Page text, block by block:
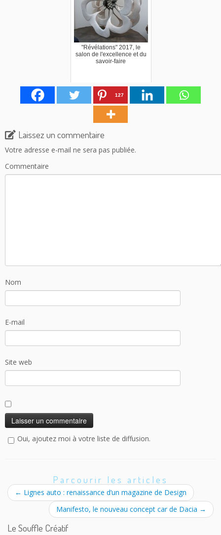
"Révélations" 2017, le
salon de l'excellence et du
savoir-faire
127
Laissez un commentaire
Votre adresse e-mail ne sera pas publiée.
Commentaire
Nom
E-mail
Site web
Oui, ajoutez moi à votre liste de diffusion.
Parcourir les articles
← Lignes auto : renaissance d’un magazine de Design
Manifesto, le nouveau concept car de Dacia →
Le Souffle Créatif